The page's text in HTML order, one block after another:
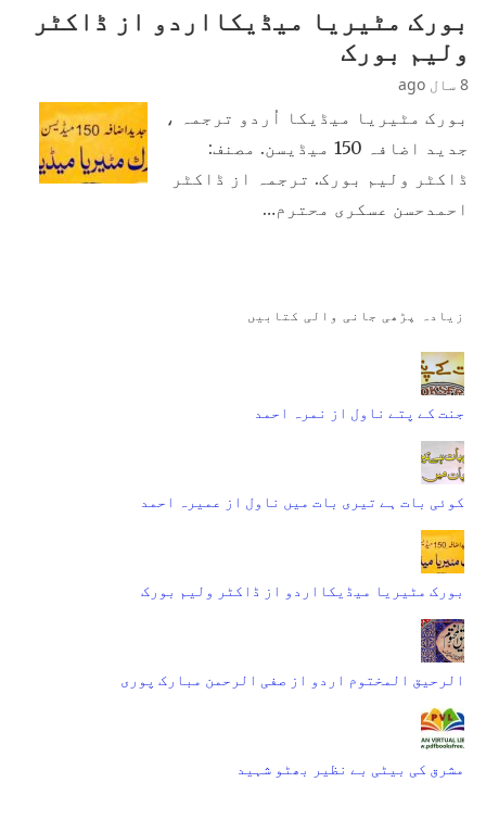
بورک مٹیریا میڈیکااردو از ڈاکٹر
ولیم بورک
8 سال ago
بورک مٹیریا میڈیکا اُردو ترجمہ ،
جدید اضافہ 150 میڈیسن. مصنف:
ڈاکٹر ولیم بورک. ترجمہ از ڈاکٹر
احمدحسن عسکری محترم…
زیادہ پڑھی جانی والی کتابیں
جنت کے پتے ناول از نمرہ احمد
کوئی بات ہے تیری بات میں ناول از عمیرہ احمد
بورک مٹیریا میڈیکااردو از ڈاکٹر ولیم بورک
الرحیق المختوم اردو از صفی الرحمن مبارک پوری
مشرق کی بیٹی بے نظیر بھٹو شہید